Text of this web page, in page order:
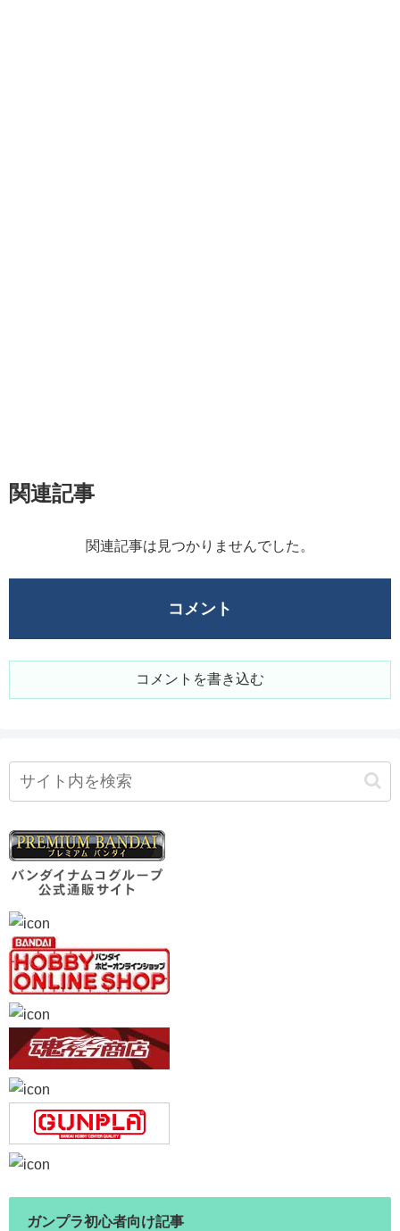
関連記事
関連記事は見つかりませんでした。
コメント
コメントを書き込む
ガンプラ初心者向け記事